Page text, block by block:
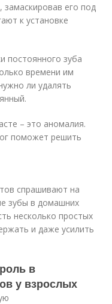
замаскировав его под
к установке
постоянного зуба
времени им
ли удалять
– это аномалия.
поможет решить
спрашивают на
зубы в домашних
несколько простых
и даже усилить
в
у взрослых